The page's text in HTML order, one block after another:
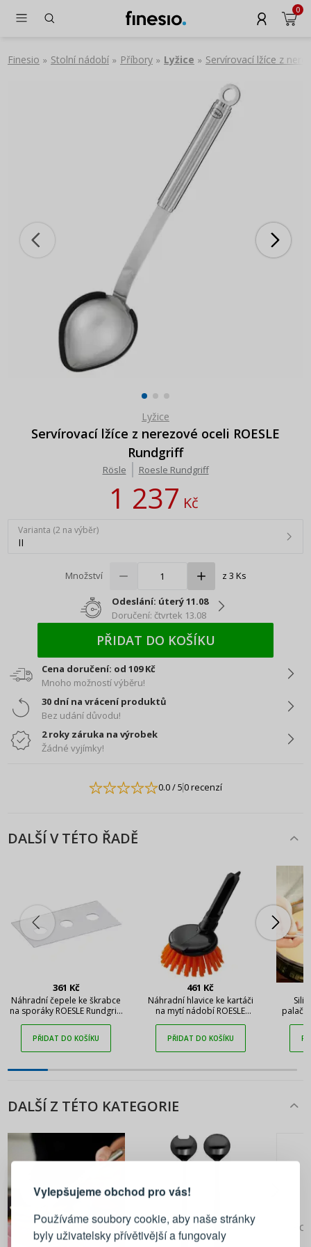
Vylepšujeme obchod pro vás!
Používáme soubory cookie, aby naše stránky
byly uživatelsky přívětivější a fungovaly
0
Finesio » Stolní nádobí » Příbory » Lyžice » Servírovací lžíce z
Lyžice
Servírovací lžíce z nerezové oceli ROESLE
Rundgriff
Rösle Roesle Rundgriff
1 237Kč
Varianta (2 na výběr)
II
Množství z 3 Ks
Odeslání: úterý 11.08
Doručení: čtvrtek 13.08
PŘIDAT DO KOŠÍKU
Cena doručení: od 109 Kč
Mnoho možností výběru!
30 dní na vrácení produktů
Bez udání důvodu!
2 roky záruka na výrobek
Žádné vyjímky!
0.0/ 50 recenzí
DALŠÍ V TÉTO ŘADĚ
361 Kč
Náhradní čepele ke škrabce
na sporáky ROESLE Rundgriff
PŘIDAT DO KOŠÍKU
461 Kč
Náhradní hlavice ke kartáči
na mytí nádobí ROESLE
PŘIDAT DO KOŠÍKU
DALŠÍ Z TÉTO KATEGORIE
PŘIHLÁŠENÍ REGISTRACE
Přihlaste se ke svému účtu